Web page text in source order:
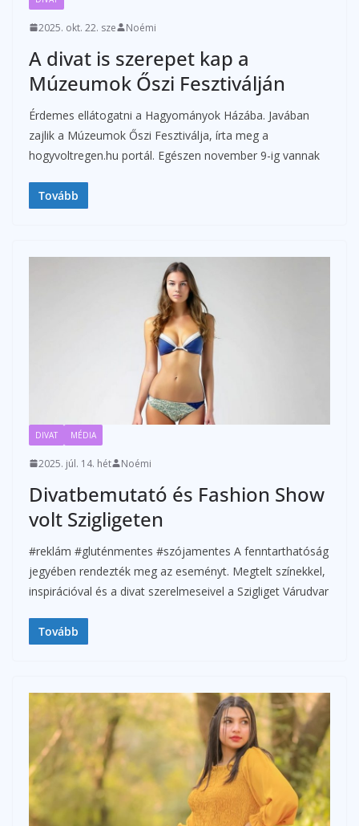
2025. okt. 22. sze Noémi
A divat is szerepet kap a
Múzeumok Őszi Fesztiválján
Érdemes ellátogatni a Hagyományok Házába. Javában
zajlik a Múzeumok Őszi Fesztiválja, írta meg a
hogyvoltregen.hu portál. Egészen november 9-ig vannak
Tovább
DIVAT MÉDIA
2025. júl. 14. hét Noémi
Divatbemutató és Fashion Show
volt Szigligeten
#reklám #gluténmentes #szójamentes A fenntarthatóság
jegyében rendezték meg az eseményt. Megtelt színekkel,
inspirációval és a divat szerelmeseivel a Szigliget Várudvar
Tovább